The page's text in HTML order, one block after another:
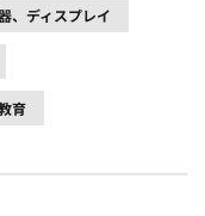
、ディスプレイ
育